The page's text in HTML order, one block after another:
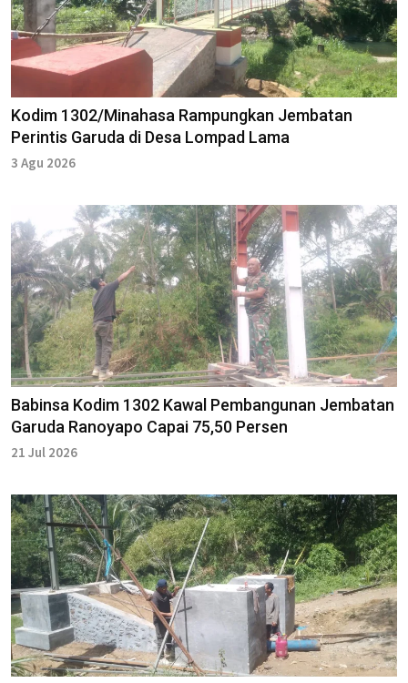
Kodim 1302/Minahasa Rampungkan Jembatan
Perintis Garuda di Desa Lompad Lama
3 Agu 2026
Babinsa Kodim 1302 Kawal Pembangunan Jembatan
Garuda Ranoyapo Capai 75,50 Persen
21 Jul 2026